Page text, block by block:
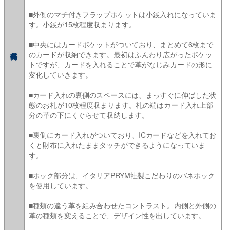
■外側のマチ付きフラップポケットは小銭入れになっていま
す。小銭が15枚程度収まります。
■中央にはカードポケットがついており、まとめて6枚まで
のカードが収納できます。最初はふんわり広がったポケッ
トですが、カードを入れることで革がなじみカードの形に
変化していきます。
■カード入れの裏側のスペースには、まっすぐに伸ばした状
態のお札が10枚程度収まります。札の端はカード入れ上部
分の革の下にくぐらせて収納します。
■裏側にカード入れがついており、ICカードなどを入れてお
くと財布に入れたままタッチができるようになっていま
す。
■ホック部分は、イタリアPRYM社製こだわりのバネホック
を使用しています。
■種類の違う革を組み合わせたコントラスト。内側と外側の
革の種類を変えることで、デザイン性を出しています。